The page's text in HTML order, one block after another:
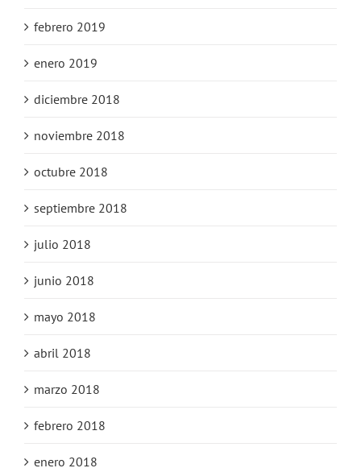
febrero 2019
enero 2019
diciembre 2018
noviembre 2018
octubre 2018
septiembre 2018
julio 2018
junio 2018
mayo 2018
abril 2018
marzo 2018
febrero 2018
enero 2018